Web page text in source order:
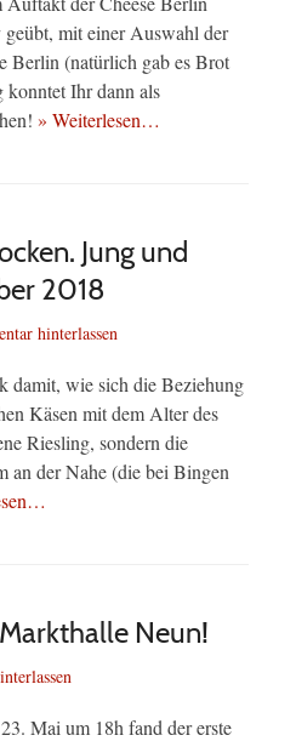
geübt, mit einer Auswahl der
Berlin (natürlich gab es Brot
konntet Ihr dann als
» Weiterlesen…
Jung und
2018
hinterlassen
damit, wie sich die Beziehung
Käsen mit dem Alter des
Riesling, sondern die
an der Nahe (die bei Bingen
Neun!
Mai um 18h fand der erste